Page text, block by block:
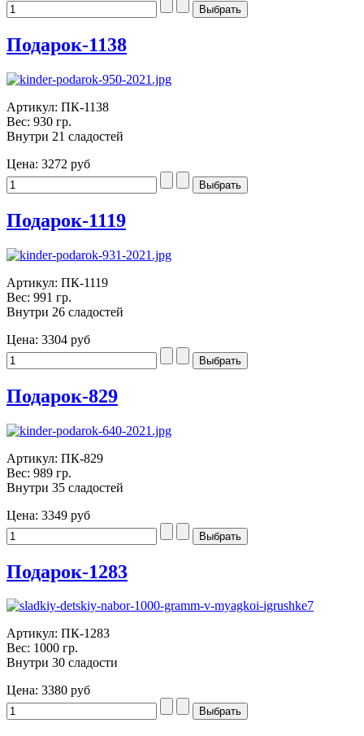
Подарок-1138
Артикул: ПК-1138
Вес: 930 гр.
Внутри 21 сладостей
Цена: 3272 руб
Подарок-1119
Артикул: ПК-1119
Вес: 991 гр.
Внутри 26 сладостей
Цена: 3304 руб
Подарок-829
Артикул: ПК-829
Вес: 989 гр.
Внутри 35 сладостей
Цена: 3349 руб
Подарок-1283
Артикул: ПК-1283
Вес: 1000 гр.
Внутри 30 сладости
Цена: 3380 руб